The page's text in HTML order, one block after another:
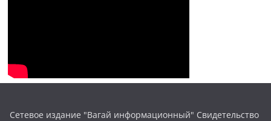
Сетевое издание "Вагай информационный" Свидетельство